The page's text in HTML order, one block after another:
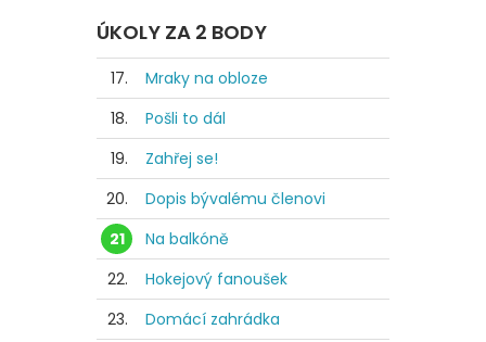
ÚKOLY ZA 2 BODY
17.
Mraky na obloze
18.
Pošli to dál
19.
Zahřej se!
20.
Dopis bývalému členovi
21
Na balkóně
22.
Hokejový fanoušek
23.
Domácí zahrádka